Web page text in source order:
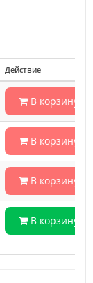
Действие
В корзину
В корзину
В корзину
В корзину